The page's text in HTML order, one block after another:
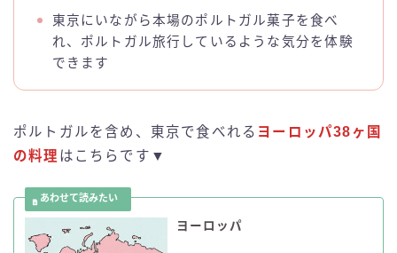
東京にいながら本場のポルトガル菓子を食べ
れ、ポルトガル旅行しているような気分を体験
できます
ポルトガルを含め、東京で食べれる ヨーロッパ38ヶ国
の料理 はこちらです▼
ヨーロッパ